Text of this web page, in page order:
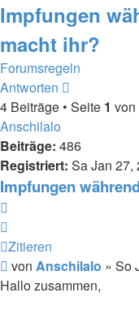
Impfungen
macht ihr?
Forumsregeln
Antworten
4 Beiträge • Seite 1 von
Anschilalo
Beiträge: 486
Registriert: Sa Jan 27,
Impfungen
Zitieren
Beitrag
von Anschilalo » So
Hallo zusammen,